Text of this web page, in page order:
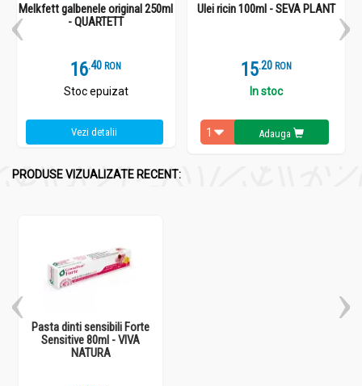
Melkfett galbenele original 250ml
- QUARTETT
16.4 RON
Stoc epuizat
Vezi detalii
Ulei ricin 100ml - SEVA PLANT
15.2 RON
In stoc
Adauga
PRODUSE VIZUALIZATE RECENT:
Pasta dinti sensibili Forte
Sensitive 80ml - VIVA
NATURA